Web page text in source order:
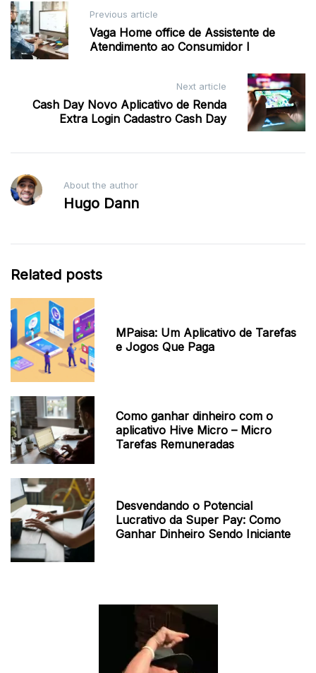
Post
navigation
Previous article
Vaga Home office de Assistente de
Atendimento ao Consumidor I
Next article
Cash Day Novo Aplicativo de Renda
Extra Login Cadastro Cash Day
About the author
Hugo Dann
Related posts
MPaisa: Um Aplicativo de Tarefas
e Jogos Que Paga
Como ganhar dinheiro com o
aplicativo Hive Micro – Micro
Tarefas Remuneradas
Desvendando o Potencial
Lucrativo da Super Pay: Como
Ganhar Dinheiro Sendo Iniciante